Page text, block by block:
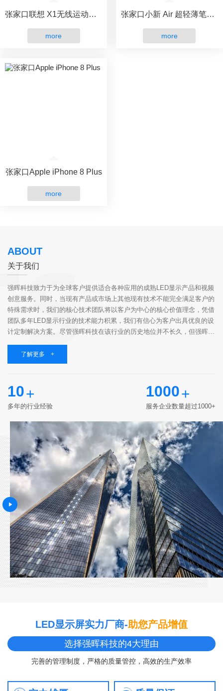
张家口联想 X1无线运动蓝牙耳机
more
张家口小新 Air 超轻薄笔记本
more
张家口Apple iPhone 8 Plus
more
ABOUT
关于我们
强晖科技致力于为全球客户提供适合各种应用的成熟LED显示产品和视频
创意服务。同时，当现有产品或市场上其他现有技术不能完全满足客户的
特殊需求时，我们的核心技术团队将以客户为中心的核心价值理念，凭借
团队多年LED显示行业的技术能力积累，我们有信心为客户出具优良的设
计定制解决方案。尽管强晖科技在该行业的历史地位并不长久，但强晖科
同的价值观和...
了解更多 +
10+
多年的行业经验
1000+
服务企业数量超过1000+
LED显示屏实力厂商-助您产品增值
选择强晖科技的4大理由
完善的管理制度，严格的质量管控，高效的生产效率